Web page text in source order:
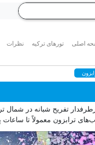
اصلی تورهای ترکیه نظرات
تفریح شبانه در
ترابزون معمولاً تا